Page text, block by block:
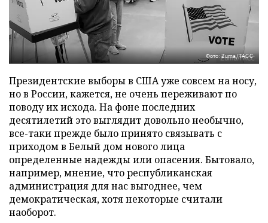
Фото: Zuma/ТАСС
Президентские выборы в США уже совсем на носу,
но в России, кажется, не очень переживают по
поводу их исхода. На фоне последних
десятилетий это выглядит довольно необычно,
все-таки прежде было принято связывать с
приходом в Белый дом нового лица
определенные надежды или опасения. Бытовало,
например, мнение, что республиканская
администрация для нас выгоднее, чем
демократическая, хотя некоторые считали
наоборот.